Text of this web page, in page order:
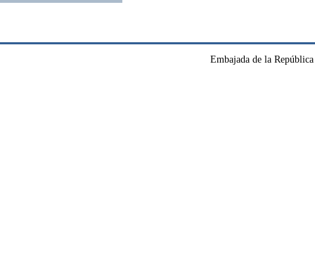
Embajada de la